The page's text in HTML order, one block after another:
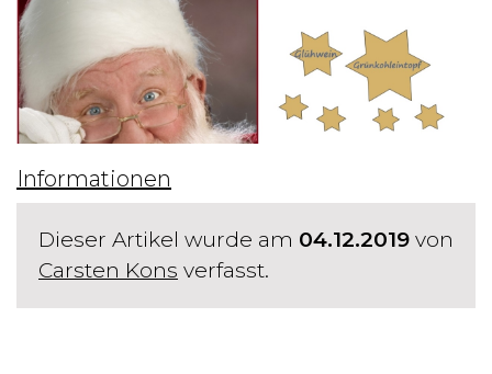
Informationen
Dieser Artikel wurde am 04.12.2019 von
Carsten Kons verfasst.